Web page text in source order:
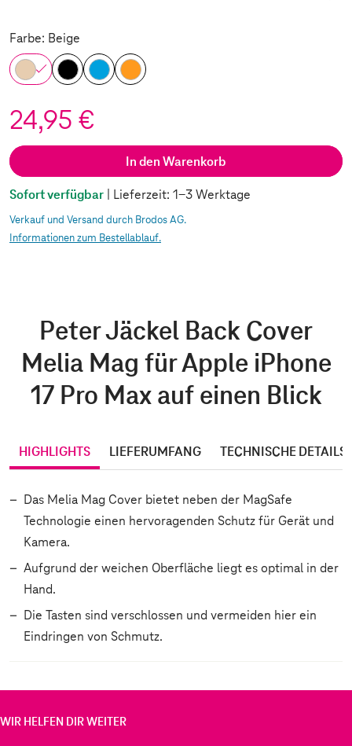
Farbe: Beige
24,95 €
In den Warenkorb
Sofort verfügbar | Lieferzeit: 1-3 Werktage
Verkauf und Versand durch Brodos AG.
Informationen zum Bestellablauf.
Peter Jäckel Back Cover
Melia Mag für Apple iPhone
17 Pro Max auf einen Blick
HIGHLIGHTS LIEFERUMFANG TECHNISCHE DETAILS
Das Melia Mag Cover bietet neben der MagSafe
Technologie einen hervoragenden Schutz für Gerät und
Kamera.
Aufgrund der weichen Oberfläche liegt es optimal in der
Hand.
Die Tasten sind verschlossen und vermeiden hier ein
Eindringen von Schmutz.
WIR HELFEN DIR WEITER